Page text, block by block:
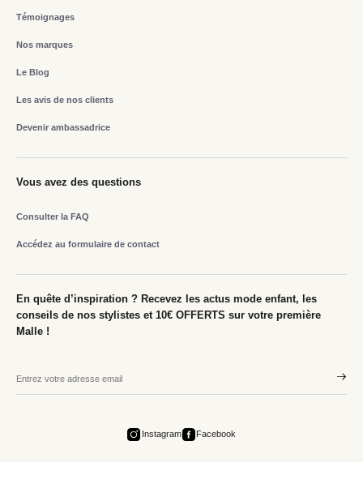
Témoignages
Nos marques
Le Blog
Les avis de nos clients
Devenir ambassadrice
Vous avez des questions
Consulter la FAQ
Accédez au formulaire de contact
En quête d’inspiration ? Recevez les actus mode enfant, les
conseils de nos stylistes et 10€ OFFERTS sur votre première
Malle !
Instagram Facebook